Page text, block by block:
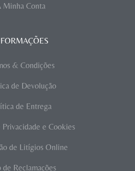
Minha Conta
& Condições
de Devolução
de Entrega
e Cookies
de Litígios Online
de Reclamações